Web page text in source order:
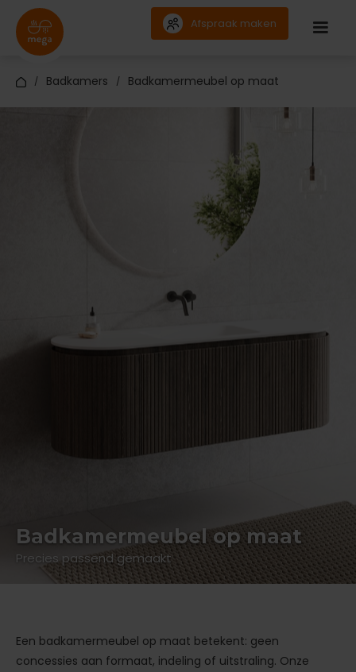
Afspraak maken
/ Badkamers / Badkamermeubel op maat
Badkamermeubel op maat
Precies passend gemaakt
Een badkamermeubel op maat betekent: geen
concessies aan formaat, indeling of uitstraling. Onze